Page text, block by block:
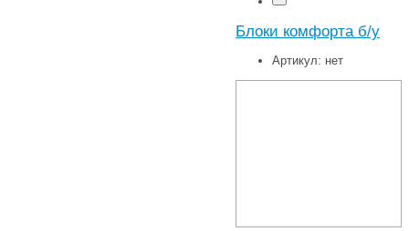
Блоки комфорта б/у
Артикул: нет